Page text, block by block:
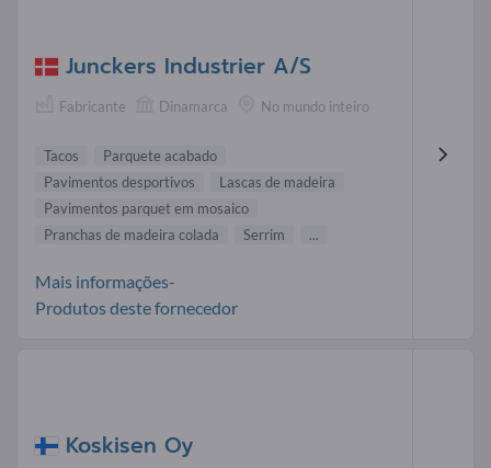
Junckers Industrier A/S
Fabricante Dinamarca No mundo inteiro
Tacos
Parquete acabado
Pavimentos desportivos
Lascas de madeira
Pavimentos parquet em mosaico
Pranchas de madeira colada
Serrim ...
Mais informações-
Produtos deste fornecedor
Koskisen Oy